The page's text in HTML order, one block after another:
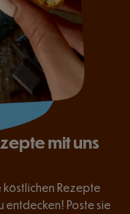
mit uns
köstlichen Rezepte
entdecken! Poste sie